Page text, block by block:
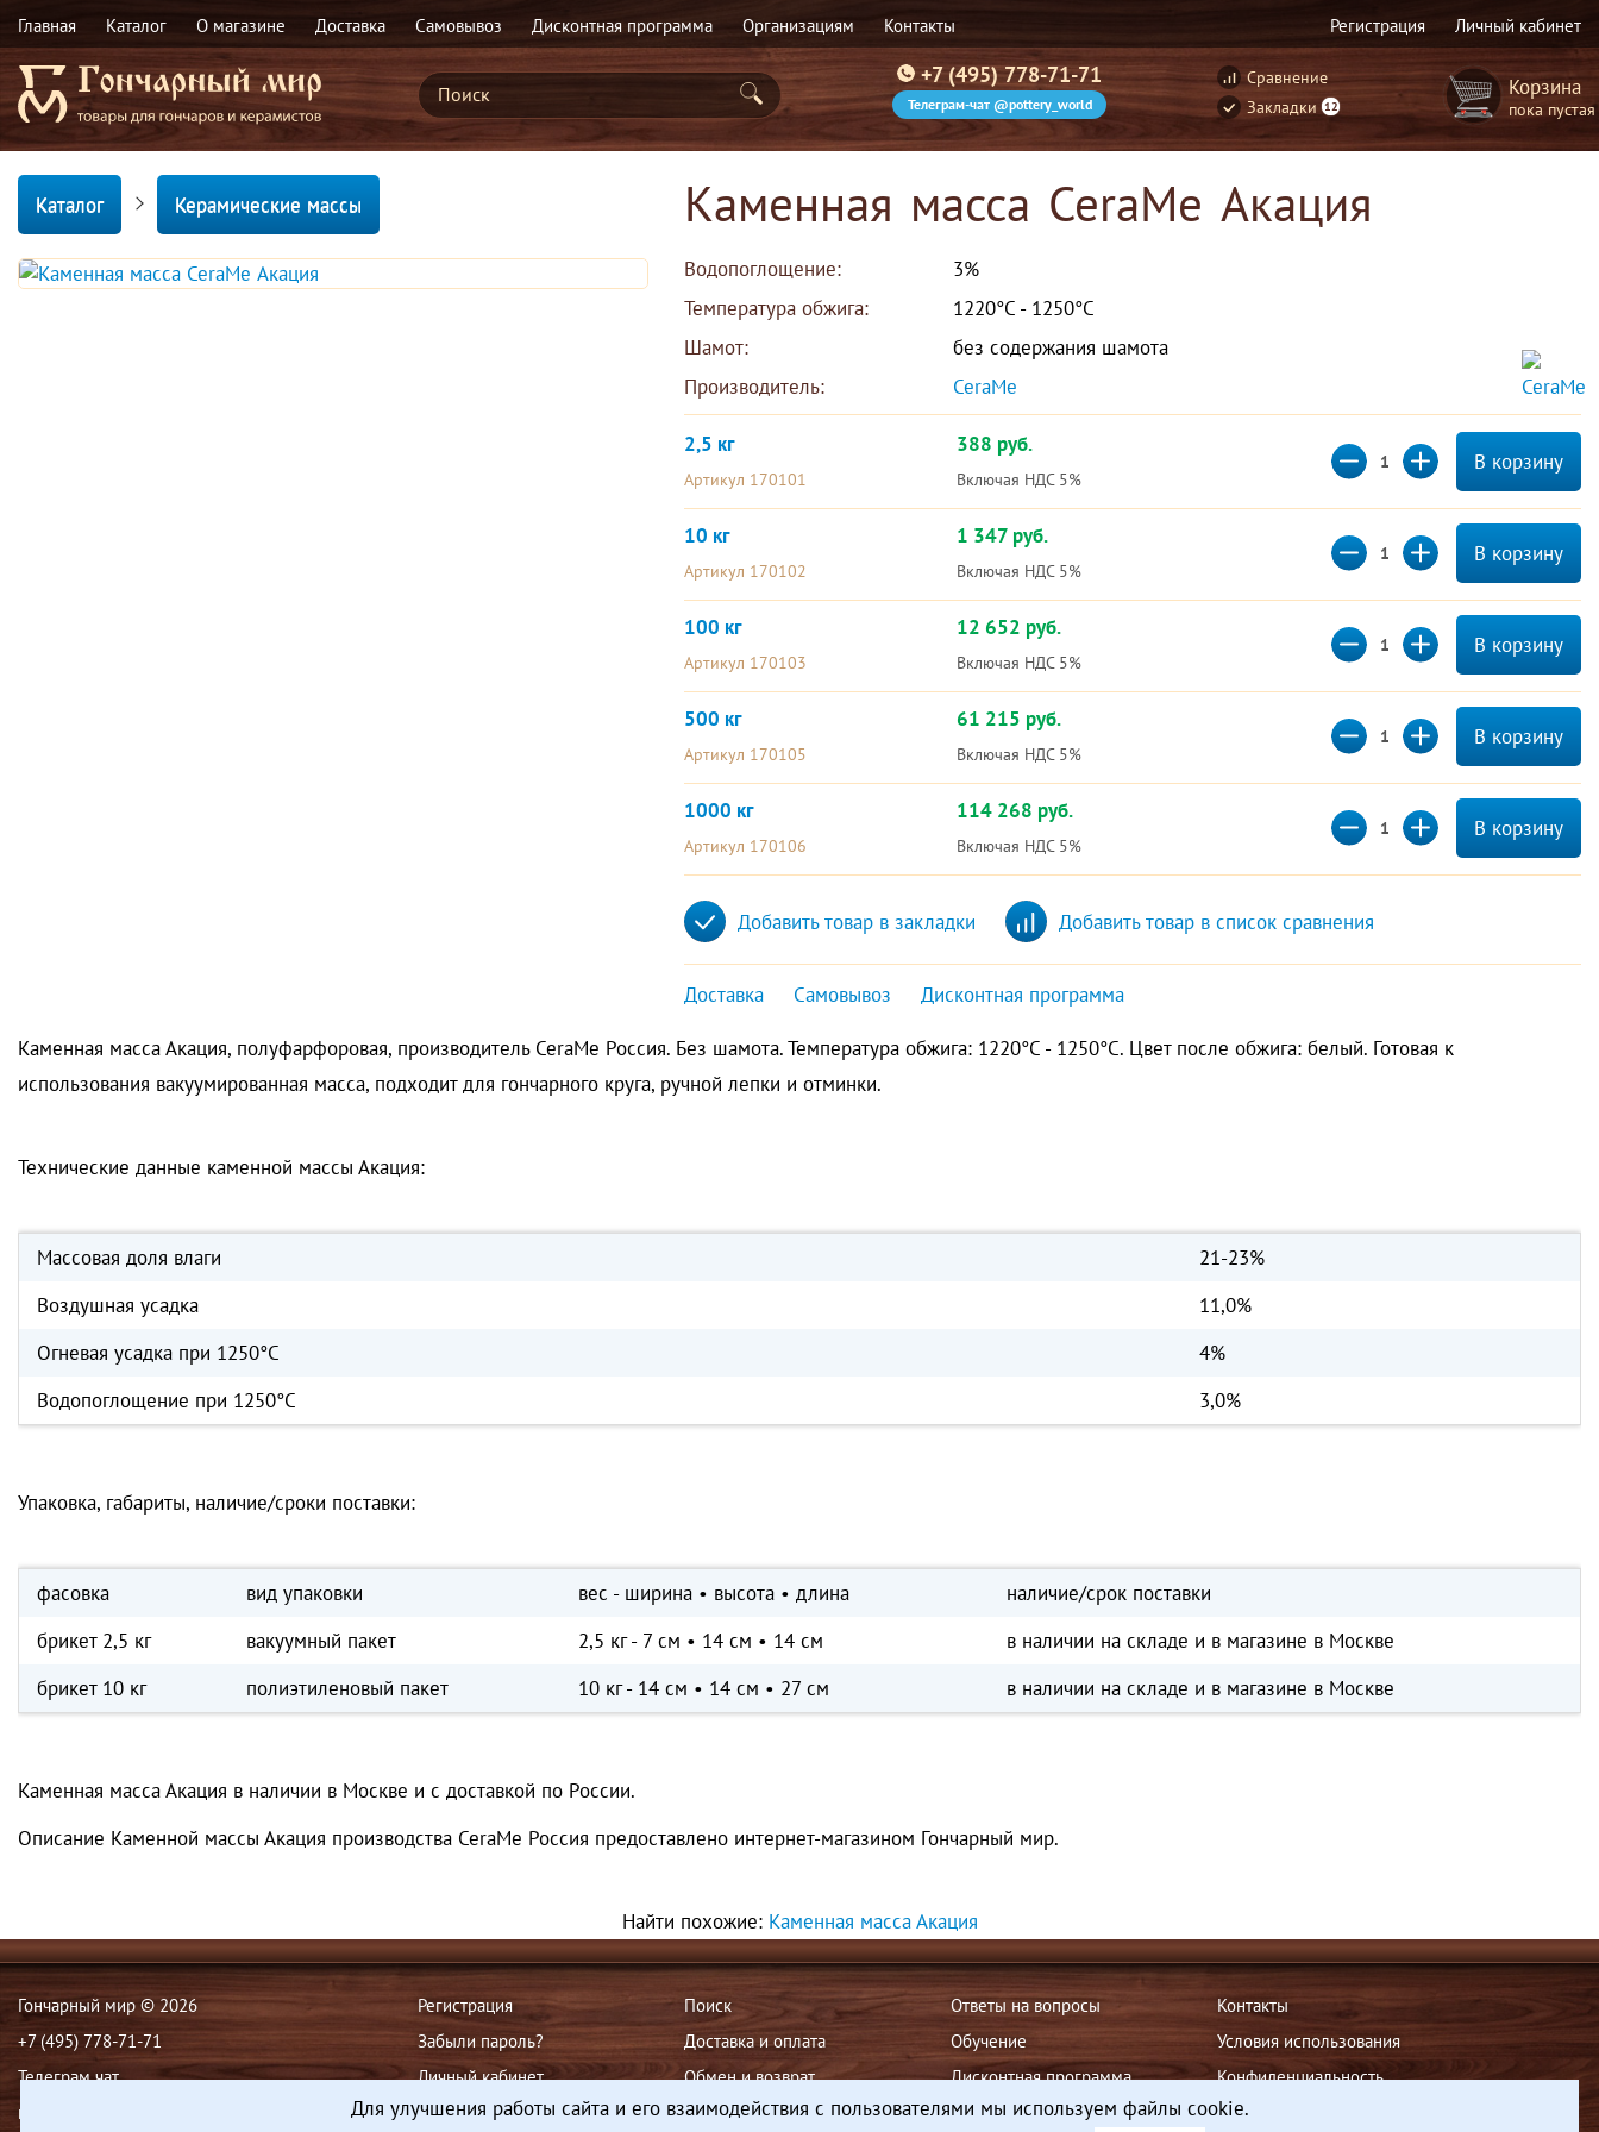
Главная Каталог О магазине Доставка Самовывоз Дисконтная программа Организациям Контакты Регистрация Личный кабинет
+7 (495) 778-71-71
Телеграм-чат @pottery_world
Сравнение
Закладки12
Корзина
пока пустая
Каталог Керамические массы Каменная масса CeraMe Акация
Водопоглощение:
3%
Температура обжига:
1220°С - 1250°С
Шамот:
без содержания шамота
Производитель:
CeraMe
2,5 кг
Артикул 170101
388 руб.
Включая НДС 5%
В корзину
10 кг
Артикул 170102
1 347 руб.
Включая НДС 5%
В корзину
100 кг
Артикул 170103
12 652 руб.
Включая НДС 5%
В корзину
500 кг
Артикул 170105
61 215 руб.
Включая НДС 5%
В корзину
1000 кг
Артикул 170106
114 268 руб.
Включая НДС 5%
В корзину
Добавить товар в закладки Добавить товар в список сравнения
Доставка Самовывоз Дисконтная программа
Каменная масса Акация, полуфарфоровая, производитель CeraMe Россия. Без шамота. Температура обжига: 1220°С - 1250°С. Цвет после обжига: белый. Готовая к
использования вакуумированная масса, подходит для гончарного круга, ручной лепки и отминки.
Технические данные каменной массы Акация:
Массовая доля влаги
21-23%
Воздушная усадка
11,0%
Огневая усадка при 1250°С
4%
Водопоглощение при 1250°С
3,0%
Упаковка, габариты, наличие/сроки поставки:
фасовка вид упаковки вес - ширина • высота • длина
наличие/срок поставки
брикет 2,5 кг
вакуумный пакет 2,5 кг - 7 см • 14 см • 14 см
в наличии на складе и в магазине в Москве
брикет 10 кг
полиэтиленовый пакет 10 кг - 14 см • 14 см • 27 см в наличии на складе и в магазине в Москве
Каменная масса Акация в наличии в Москве и с доставкой по России.
Описание Каменной массы Акация производства CeraMe Россия предоставлено интернет-магазином Гончарный мир.
Найти похожие: Каменная масса Акация
Гончарный мир © 2026
+7 (495) 778-71-71
Телеграм чат
manager@potteryworld.ru
Регистрация
Забыли пароль?
Личный кабинет
Рассылка
Поиск
Доставка и оплата
Обмен и возврат
Самовывоз
Ответы на вопросы
Обучение
Дисконтная программа
Организациям
Контакты
Условия использования
Конфиденциальность
Для улучшения работы сайта и его взаимодействия с пользователями мы используем файлы cookie.